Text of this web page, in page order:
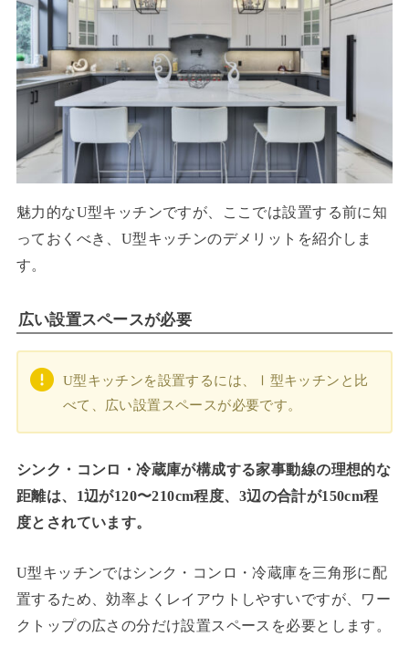
魅力的なU型キッチンですが、ここでは設置する前に知
っておくべき、U型キッチンのデメリットを紹介しま
す。
広い設置スペースが必要
U型キッチンを設置するには、Ⅰ型キッチンと比
べて、広い設置スペースが必要です。
シンク・コンロ・冷蔵庫が構成する家事動線の理想的な
距離は、1辺が120〜210cm程度、3辺の合計が150cm程
度とされています。
U型キッチンではシンク・コンロ・冷蔵庫を三角形に配
置するため、効率よくレイアウトしやすいですが、ワー
クトップの広さの分だけ設置スペースを必要とします。